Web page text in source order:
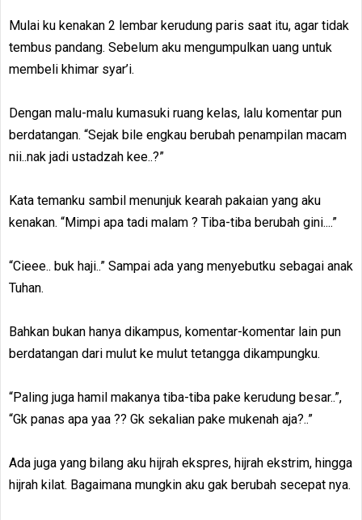
Mulai ku kenakan 2 lembar kerudung paris saat itu, agar tidak
tembus pandang. Sebelum aku mengumpulkan uang untuk
membeli khimar syar’i.
Dengan malu-malu kumasuki ruang kelas, lalu komentar pun
berdatangan. “Sejak bile engkau berubah penampilan macam
nii..nak jadi ustadzah kee..?”
Kata temanku sambil menunjuk kearah pakaian yang aku
kenakan. “Mimpi apa tadi malam ? Tiba-tiba berubah gini....”
“Cieee.. buk haji..” Sampai ada yang menyebutku sebagai anak
Tuhan.
Bahkan bukan hanya dikampus, komentar-komentar lain pun
berdatangan dari mulut ke mulut tetangga dikampungku.
“Paling juga hamil makanya tiba-tiba pake kerudung besar..”,
“Gk panas apa yaa ?? Gk sekalian pake mukenah aja?..”
Ada juga yang bilang aku hijrah ekspres, hijrah ekstrim, hingga
hijrah kilat. Bagaimana mungkin aku gak berubah secepat nya.